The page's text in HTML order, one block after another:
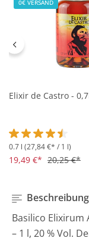
0€ VERSAND
Elixir de Castro -
Durchschnittliche
0.7 l (27,84 €* / 1 l)
19,49 €* 20,25 €*
Beschreibung
Basilico
– 1 l, 20 % Vol.